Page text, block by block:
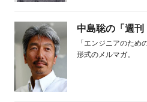
中島聡の「週
「エンジニアのため
形式のメルマガ。